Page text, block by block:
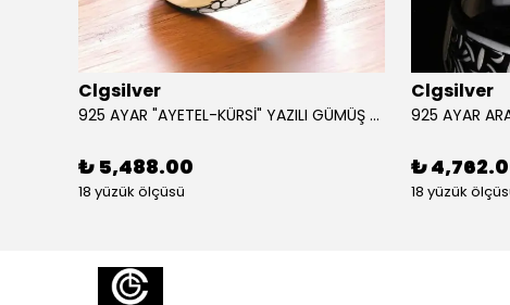
Clgsilver
925 AYAR "AYETEL-KÜRSİ" YAZILI GÜMÜŞ ERKEK YÜZÜK
₺ 5,488.00
18 yüzük ölçüsü
Clgsilver
₺
18 yüzük